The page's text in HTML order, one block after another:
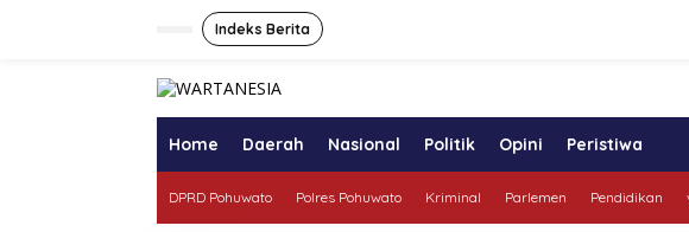
Indeks Berita
Home Daerah Nasional Politik Opini Peristiwa
DPRD Pohuwato Polres Pohuwato Kriminal Parlemen Pendidikan